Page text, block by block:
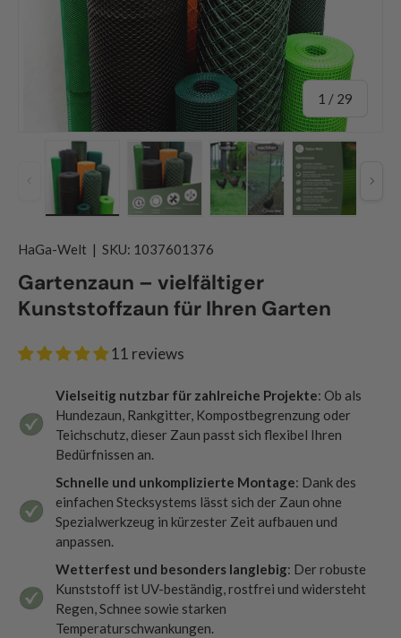
1 / of
29
Previous Next
HaGa-Welt | SKU: 1037601376
Gartenzaun – vielfältiger
Kunststoffzaun für Ihren Garten
11 reviews
Vielseitig nutzbar für zahlreiche Projekte: Ob als
Hundezaun, Rankgitter, Kompostbegrenzung oder
Teichschutz, dieser Zaun passt sich flexibel Ihren
Bedürfnissen an.
Schnelle und unkomplizierte Montage: Dank des
einfachen Stecksystems lässt sich der Zaun ohne
Spezialwerkzeug in kürzester Zeit aufbauen und
anpassen.
Wetterfest und besonders langlebig: Der robuste
Kunststoff ist UV-beständig, rostfrei und widersteht
Regen, Schnee sowie starken
Temperaturschwankungen.